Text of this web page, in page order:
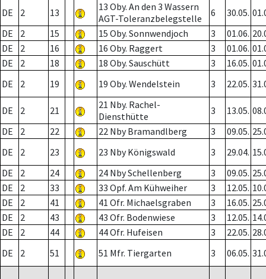
DE
2 13
13 Oby. An den 3 Wassern
AGT-Toleranzbelegstelle
6 30.05.
DE
2 15 15 Oby. Sonnwendjoch 3 01.06.
DE
2 16 16 Oby. Raggert 3 01.06.
DE
2 18 18 Oby. Sauschütt 3 16.05.
DE
2 19 19 Oby. Wendelstein 3 22.05.
DE 2 21
21 Nby. Rachel-
Diensthütte
3 13.05.
DE
2 22 22 Nby Bramandlberg 3 09.05.
DE
2 23 23 Nby Königswald 3 29.04.
DE
2 24 24 Nby Schellenberg 3 09.05.
DE
2 33 33 Opf. Am Kühweiher 3 12.05.
DE
2 41 41 Ofr. Michaelsgraben 3 16.05.
DE
2 43 43 Ofr. Bodenwiese 3 12.05.
DE
2 44 44 Ofr. Hufeisen 3 22.05.
DE
2 51 51 Mfr. Tiergarten 3 06.05.